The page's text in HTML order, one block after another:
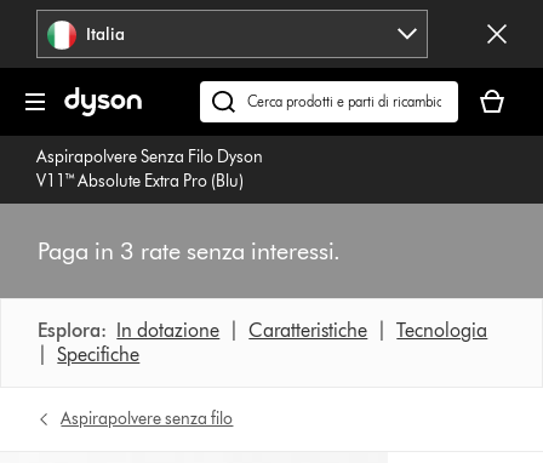
navigazione Italia
Cerca
su
dyson.it
carrello
è
Aspirapolvere Senza Filo Dyson
V11™ Absolute Extra Pro (Blu)
Paga in 3 rate senza interessi.
Esplora: In dotazione |Caratteristiche |Tecnologia
|Specifiche
Aspirapolvere senza filo